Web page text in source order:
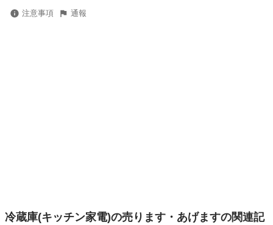
注意事項 通報
冷蔵庫(キッチン家電)の売ります・あげますの関連記